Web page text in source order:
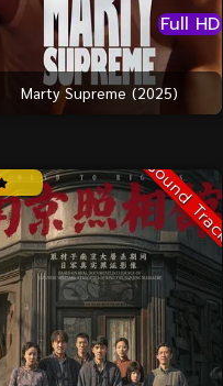
Full HD
Marty Supreme (2025)
Sound Track